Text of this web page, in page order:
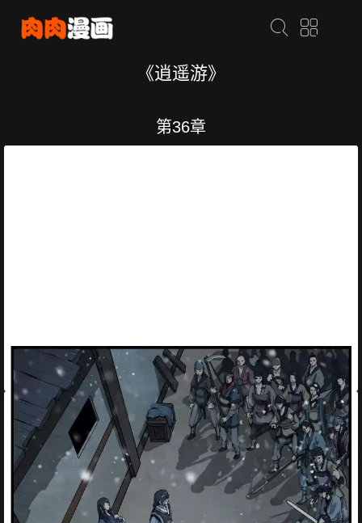
《逍遥游》
第36章